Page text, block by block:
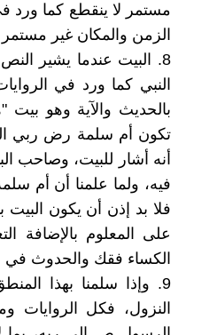
مستمر لا ينقطع كما ورد
الزمن والمكان غير
8. البيت عندما يشير
النبي كما ورد في
بالحديث والآية وهو بيت
تكون أم سلمة رض ربي
أنه أشار للبيت، وصاحب
فيه، ولما علمنا أن أم
فلا بد إذن أن يكون البيت
على المعلوم بالإضافة
الكساء فقك والحدوث في
9. وإذا سلمنا بهذا
النزول، فكل